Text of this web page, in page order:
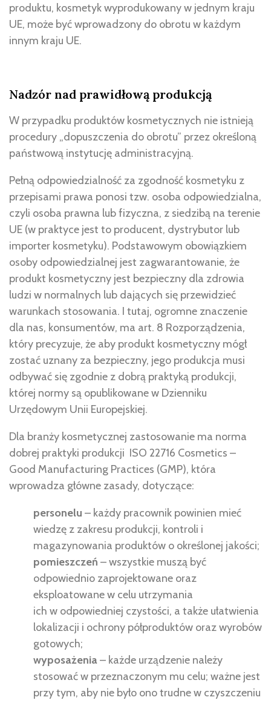
produktu, kosmetyk wyprodukowany w jednym kraju
UE, może być wprowadzony do obrotu w każdym
innym kraju UE.
Nadzór nad prawidłową produkcją
W przypadku produktów kosmetycznych nie istnieją
procedury „dopuszczenia do obrotu” przez określoną
państwową instytucję administracyjną.
Pełną odpowiedzialność za zgodność kosmetyku z
przepisami prawa ponosi tzw. osoba odpowiedzialna,
czyli osoba prawna lub fizyczna, z siedzibą na terenie
UE (w praktyce jest to producent, dystrybutor lub
importer kosmetyku). Podstawowym obowiązkiem
osoby odpowiedzialnej jest zagwarantowanie, że
produkt kosmetyczny jest bezpieczny dla zdrowia
ludzi w normalnych lub dających się przewidzieć
warunkach stosowania. I tutaj, ogromne znaczenie
dla nas, konsumentów, ma art. 8 Rozporządzenia,
który precyzuje, że aby produkt kosmetyczny mógł
zostać uznany za bezpieczny, jego produkcja musi
odbywać się zgodnie z dobrą praktyką produkcji,
której normy są opublikowane w Dzienniku
Urzędowym Unii Europejskiej.
Dla branży kosmetycznej zastosowanie ma norma
dobrej praktyki produkcji ISO 22716 Cosmetics –
Good Manufacturing Practices (GMP), która
wprowadza główne zasady, dotyczące:
personelu – każdy pracownik powinien mieć
wiedzę z zakresu produkcji, kontroli i
magazynowania produktów o określonej jakości;
pomieszczeń – wszystkie muszą być
odpowiednio zaprojektowane oraz
eksploatowane w celu utrzymania
ich w odpowiedniej czystości, a także ułatwienia
lokalizacji i ochrony półproduktów oraz wyrobów
gotowych;
wyposażenia– każde urządzenie należy
stosować w przeznaczonym mu celu; ważne jest
przy tym, aby nie było ono trudne w czyszczeniu